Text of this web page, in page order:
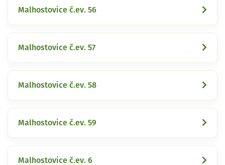
Malhostovice č.ev. 56
Malhostovice č.ev. 57
Malhostovice č.ev. 58
Malhostovice č.ev. 59
Malhostovice č.ev. 6